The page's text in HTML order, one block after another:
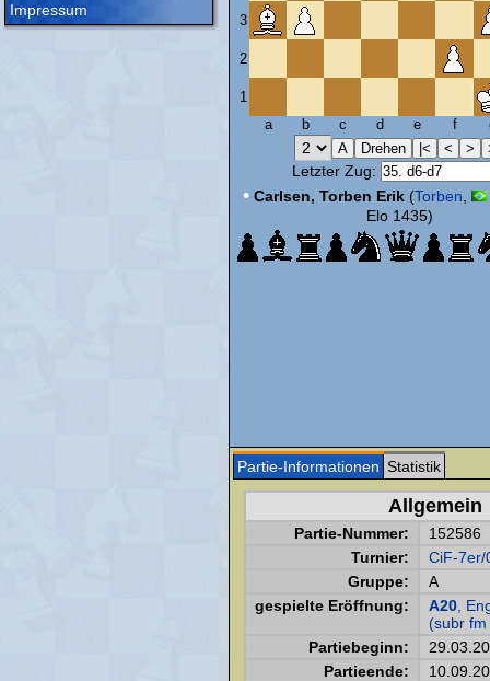
Impressum
3
2
1
a
b c d e f
Letzter Zug:
• Carlsen, Torben Erik(Torben
Elo 1435)
Partie-Informationen Statistik
Allgemein
Partie-Nummer:
152586
Turnier:
CiF-7er/
Gruppe:
A
gespielte Eröffnung:
A20 ,
(subr fm
Partiebeginn:
Partieende: